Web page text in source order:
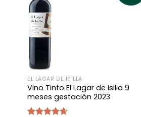
EL LAGAR DE ISILLA
Vino Tinto El Lagar de Isilla 9
meses gestación 2023